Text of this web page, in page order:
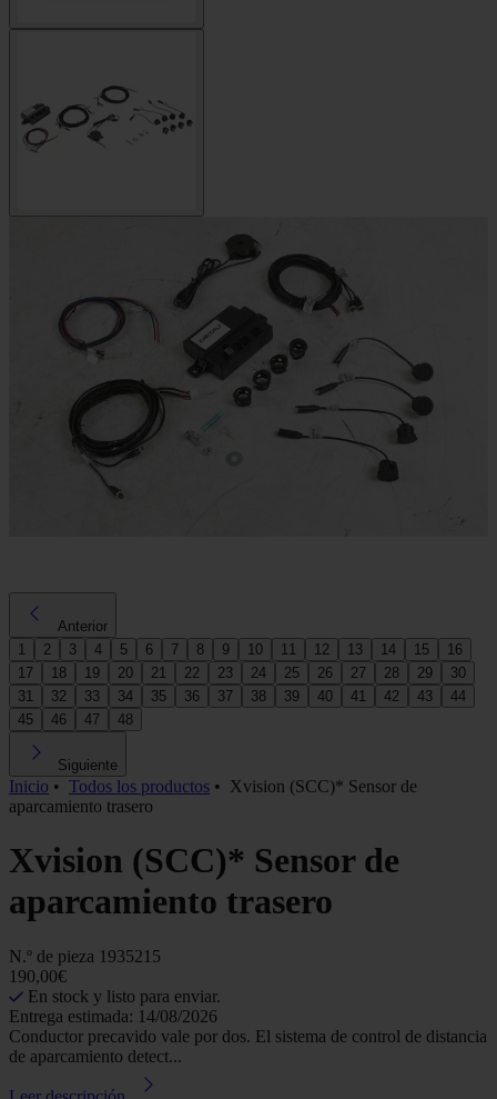
Anterior
1
2 3 4 5 6 7 8 9 10 11 12 13 14 15
16
17
18 19 20 21 22 23 24 25 26 27 28 29
30
31
32 33 34 35 36 37 38 39 40 41 42 43
44
45
46 47 48
Siguiente
Inicio • Todos los productos • Xvision (SCC)* Sensor de
aparcamiento trasero
Xvision (SCC)* Sensor de
aparcamiento trasero
N.º de pieza 1935215
190,00€
En stock y listo para enviar.
Entrega estimada: 14/08/2026
Conductor precavido vale por dos. El sistema de control de distancia
de aparcamiento detect...